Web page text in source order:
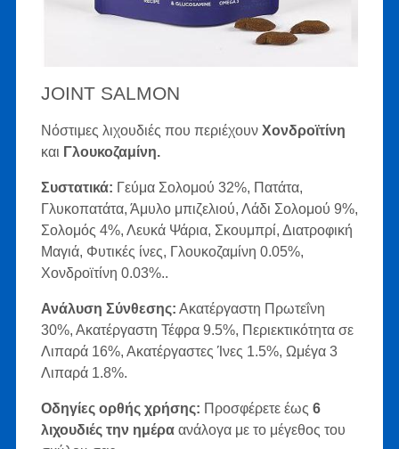
JOINT SALMON
Νόστιμες λιχουδιές που περιέχουν Χονδροϊτίνη
και Γλουκοζαμίνη.
Συστατικά: Γεύμα Σολομού 32%, Πατάτα,
Γλυκοπατάτα, Άμυλο μπιζελιού, Λάδι Σολομού 9%,
Σολομός 4%, Λευκά Ψάρια, Σκουμπρί, Διατροφική
Μαγιά, Φυτικές ίνες, Γλουκοζαμίνη 0.05%,
Χονδροϊτίνη 0.03%..
Ανάλυση Σύνθεσης: Ακατέργαστη Πρωτεΐνη
30%, Ακατέργαστη Τέφρα 9.5%, Περιεκτικότητα σε
Λιπαρά 16%, Ακατέργαστες Ίνες 1.5%, Ωμέγα 3
Λιπαρά 1.8%.
Οδηγίες ορθής χρήσης: Προσφέρετε έως 6
λιχουδιές την ημέραανάλογα με το μέγεθος του